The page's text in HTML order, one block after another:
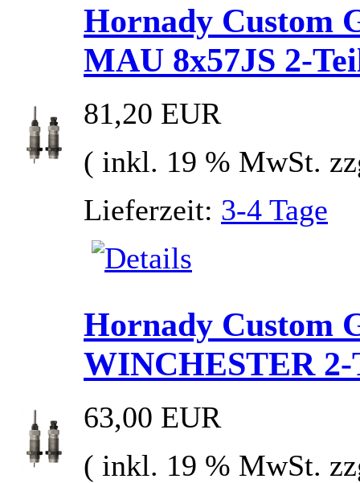
Hornady Custom
MAU 8x57JS 2-
81,20 EUR
( inkl. 19 % MwSt.
Lieferzeit: 3-4 Tage
Hornady Custom
WINCHESTER
63,00 EUR
( inkl. 19 % MwSt.